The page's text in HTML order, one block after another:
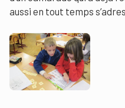
aussi en tout temps